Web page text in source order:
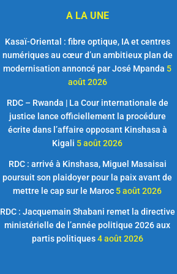
A LA UNE
Kasaï-Oriental : fibre optique, IA et centres
numériques au cœur d’un ambitieux plan de
modernisation annoncé par José Mpanda 5
août 2026
RDC – Rwanda | La Cour internationale de
justice lance officiellement la procédure
écrite dans l’affaire opposant Kinshasa à
Kigali 5 août 2026
RDC : arrivé à Kinshasa, Miguel Masaisai
poursuit son plaidoyer pour la paix avant de
mettre le cap sur le Maroc 5 août 2026
RDC : Jacquemain Shabani remet la directive
ministérielle de l’année politique 2026 aux
partis politiques 4 août 2026